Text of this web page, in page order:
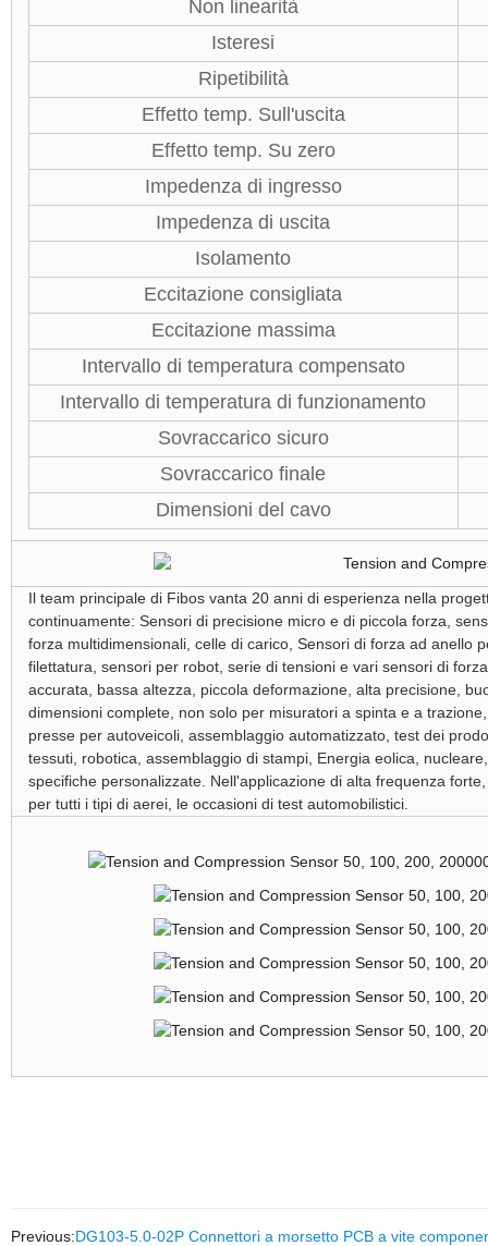
Non linearità
Isteresi
Ripetibilità
Effetto temp. Sull'uscita
Effetto temp. Su zero
Impedenza di ingresso
Impedenza di uscita
Isolamento
Eccitazione consigliata
Eccitazione massima
Intervallo di temperatura compensato
Intervallo di temperatura di funzionamento
Sovraccarico sicuro
Sovraccarico finale
Dimensioni del cavo
Il team principale di Fibos vanta 20 anni di esperienza nella
continuamente: Sensori di precisione micro e di piccola forza,
forza multidimensionali, celle di carico, Sensori di forza ad anello
filettatura, sensori per robot, serie di tensioni e vari sensori di
accurata, bassa altezza, piccola deformazione, alta precisione,
dimensioni complete, non solo per misuratori a spinta e a
presse per autoveicoli, assemblaggio automatizzato, test dei
tessuti, robotica, assemblaggio di stampi, Energia eolica,
specifiche personalizzate. Nell'applicazione di alta frequenza
per tutti i tipi di aerei, le occasioni di test automobilistici.
Previous:DG103-5.0-02P Connettori a morsetto PCB a vite